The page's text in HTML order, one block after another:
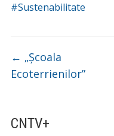
CNTV+
#Sustenabilitate
← „Școala
Ecoterrienilor”